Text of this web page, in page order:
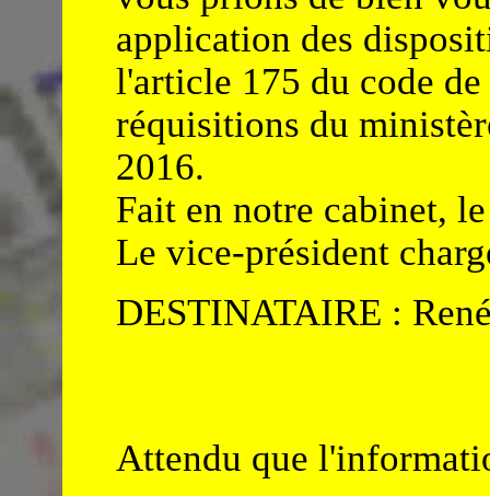
application des
l'article 175 du code
réquisitions du
2016.
Fait en notre cabinet,
Le vice-président
DESTINATAIRE :
Attendu que